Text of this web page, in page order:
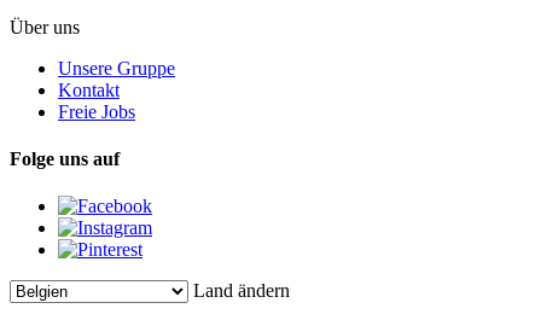
Über uns
Unsere Gruppe
Kontakt
Freie Jobs
Folge uns auf
Land ändern